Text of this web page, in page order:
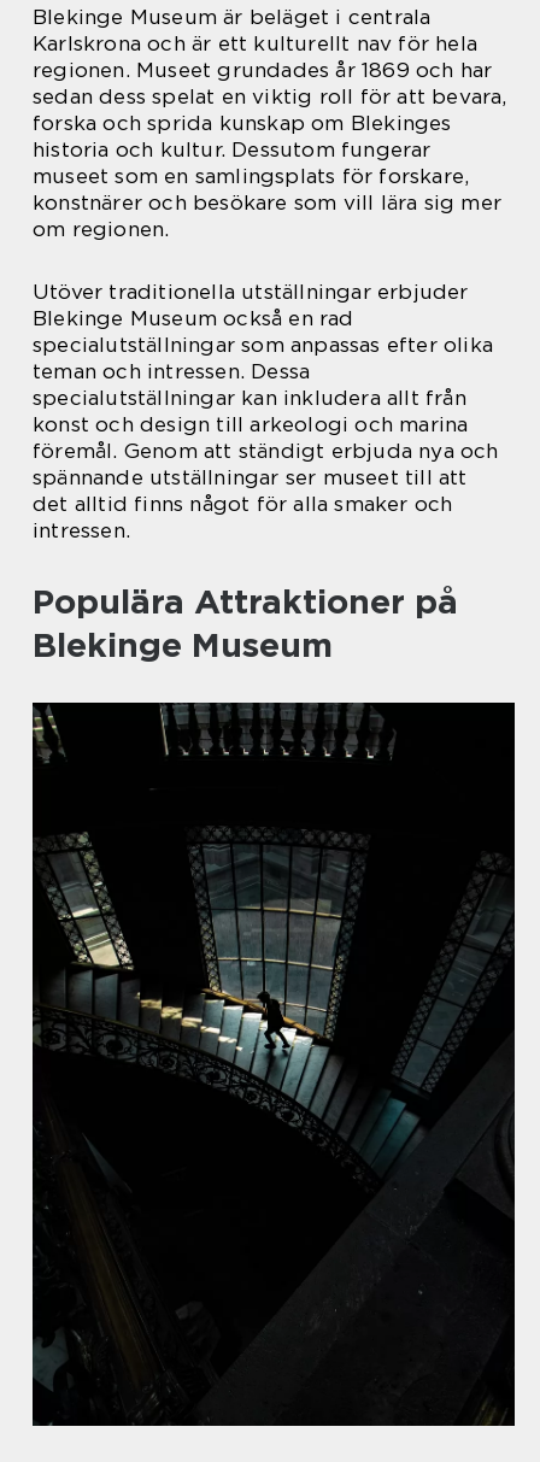
Blekinge Museum är beläget i centrala
Karlskrona och är ett kulturellt nav för hela
regionen. Museet grundades år 1869 och har
sedan dess spelat en viktig roll för att bevara,
forska och sprida kunskap om Blekinges
historia och kultur. Dessutom fungerar
museet som en samlingsplats för forskare,
konstnärer och besökare som vill lära sig mer
om regionen.
Utöver traditionella utställningar erbjuder
Blekinge Museum också en rad
specialutställningar som anpassas efter olika
teman och intressen. Dessa
specialutställningar kan inkludera allt från
konst och design till arkeologi och marina
föremål. Genom att ständigt erbjuda nya och
spännande utställningar ser museet till att
det alltid finns något för alla smaker och
intressen.
Populära Attraktioner på
Blekinge Museum